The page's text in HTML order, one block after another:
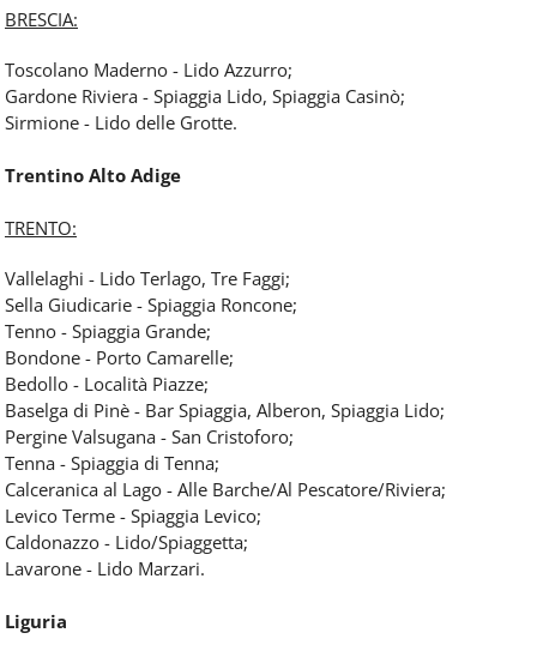
BRESCIA:
Toscolano Maderno - Lido Azzurro;
Gardone Riviera - Spiaggia Lido, Spiaggia Casinò;
Sirmione - Lido delle Grotte.
Trentino Alto Adige
TRENTO:
Vallelaghi - Lido Terlago, Tre Faggi;
Sella Giudicarie - Spiaggia Roncone;
Tenno - Spiaggia Grande;
Bondone - Porto Camarelle;
Bedollo - Località Piazze;
Baselga di Pinè - Bar Spiaggia, Alberon, Spiaggia Lido;
Pergine Valsugana - San Cristoforo;
Tenna - Spiaggia di Tenna;
Calceranica al Lago - Alle Barche/Al Pescatore/Riviera;
Levico Terme - Spiaggia Levico;
Caldonazzo - Lido/Spiaggetta;
Lavarone - Lido Marzari.
Liguria